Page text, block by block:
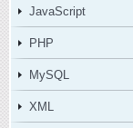
JavaScript
PHP
MySQL
XML